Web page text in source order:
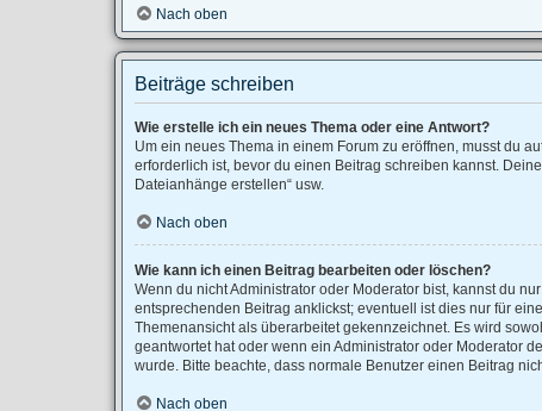
Nach oben
Beiträge schreiben
Wie erstelle ich ein neues Thema oder eine Antwort?
Um ein neues Thema in einem Forum zu eröffnen, musst du
erforderlich ist, bevor du einen Beitrag schreiben kannst.
Dateianhänge erstellen“ usw.
Nach oben
Wie kann ich einen Beitrag bearbeiten oder löschen?
Wenn du nicht Administrator oder Moderator bist, kannst du
entsprechenden Beitrag anklickst; eventuell ist dies nur für
Themenansicht als überarbeitet gekennzeichnet. Es wird
geantwortet hat oder wenn ein Administrator oder Moderator
wurde. Bitte beachte, dass normale Benutzer einen Beitrag
Nach oben